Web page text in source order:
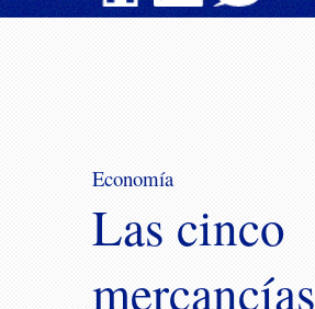
Economía
Las cinco
mercancías